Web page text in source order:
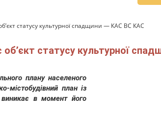
статусу культурної спадщини — КАС ВС КАС
статусу культурної
плану населеного
містобудівний план із
в момент його